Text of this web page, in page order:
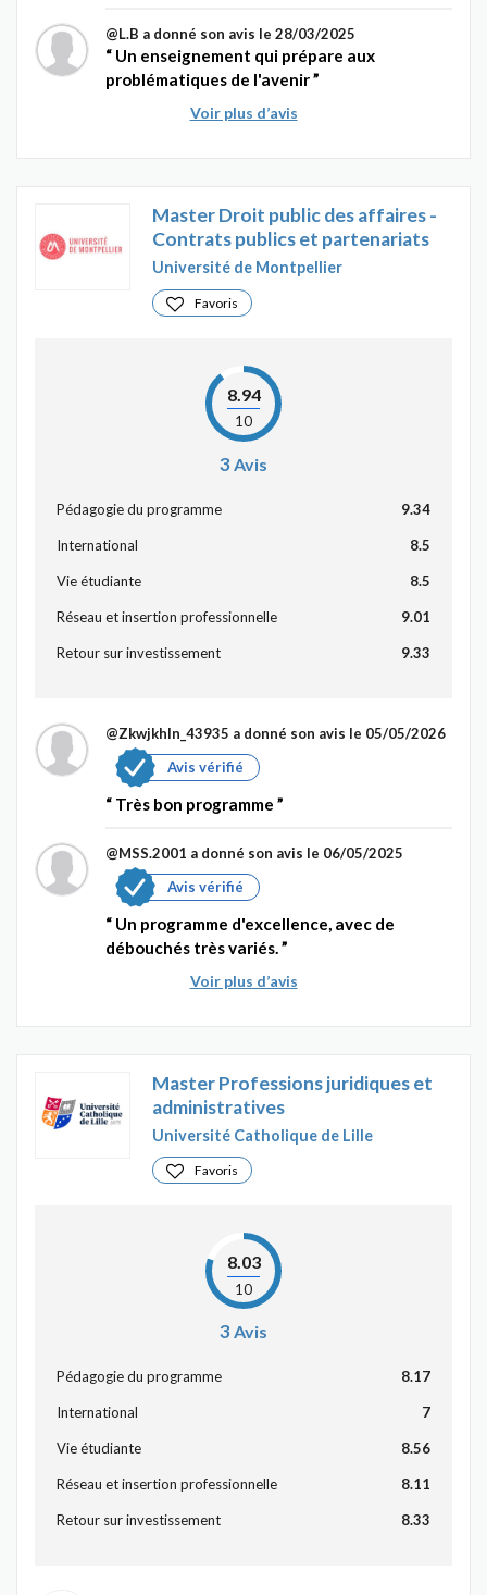
@L.B a donné son avis le 28/03/2025
Un enseignement qui prépare aux
problématiques de l'avenir
Voir plus d’avis
Master Droit public des affaires -
Contrats publics et partenariats
Université de Montpellier
Favoris
8.94
10
3Avis
Pédagogie du programme 9.34
International 8.5
Vie étudiante 8.5
Réseau et insertion professionnelle 9.01
Retour sur investissement 9.33
@Zkwjkhln_43935 a donné son avis le 05/05/2026
Avis vérifié
Très bon programme
@MSS.2001 a donné son avis le 06/05/2025
Avis vérifié
Un programme d'excellence, avec de
débouchés très variés.
Voir plus d’avis
Master Professions juridiques et
administratives
Université Catholique de Lille
Favoris
8.03
10
3Avis
Pédagogie du programme 8.17
International 7
Vie étudiante 8.56
Réseau et insertion professionnelle 8.11
Retour sur investissement 8.33